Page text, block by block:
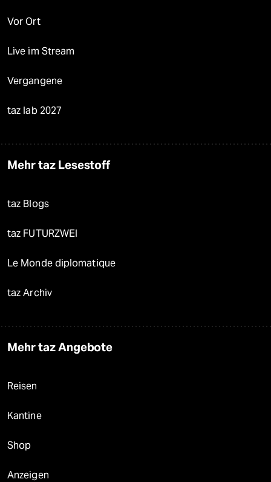
Vor Ort
Live im Stream
Vergangene
taz lab 2027
Mehr taz Lesestoff
taz Blogs
taz FUTURZWEI
Le Monde diplomatique
taz Archiv
Mehr taz Angebote
Reisen
Kantine
Shop
Anzeigen